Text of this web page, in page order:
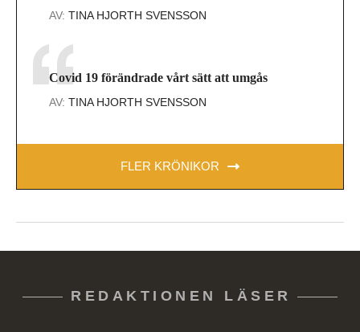
AV: TINA HJORTH SVENSSON
Covid 19 förändrade vårt sätt att umgås
AV: TINA HJORTH SVENSSON
FLER KRÖNIKOR
REDAKTIONEN LÄSER